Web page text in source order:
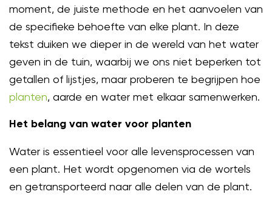
moment, de juiste methode en het aanvoelen van
de specifieke behoefte van elke plant. In deze
tekst duiken we dieper in de wereld van het water
geven in de tuin, waarbij we ons niet beperken tot
getallen of lijstjes, maar proberen te begrijpen hoe
planten, aarde en water met elkaar samenwerken.
Het belang van water voor planten
Water is essentieel voor alle levensprocessen van
een plant. Het wordt opgenomen via de wortels
en getransporteerd naar alle delen van de plant.